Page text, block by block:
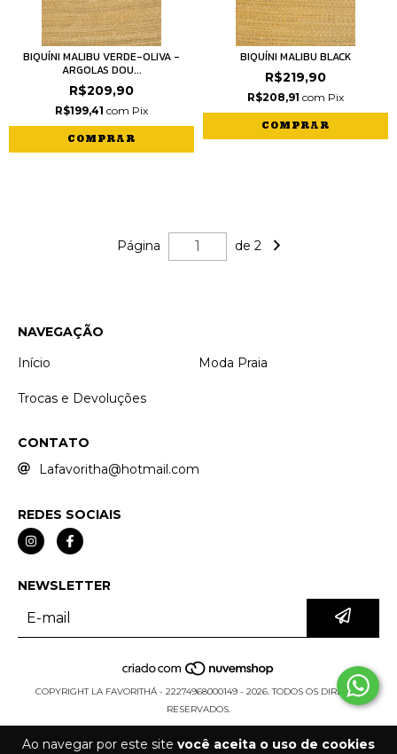
Ao navegar por este site você aceita o uso de cookies
BIQUÍNI MALIBU VERDE-OLIVA -
ARGOLAS DOU...
R$209,90
R$199,41 com Pix
COMPRAR
BIQUÍNI MALIBU BLACK
R$219,90
R$208,91 com Pix
COMPRAR
Página de 2
NAVEGAÇÃO
Início
Moda Praia
Trocas e Devoluções
CONTATO
Lafavoritha@hotmail.com
REDES SOCIAIS
NEWSLETTER
COPYRIGHT LA FAVORITHÁ - 22274968000149 - 2026. TODOS OS DIREITOS
RESERVADOS.